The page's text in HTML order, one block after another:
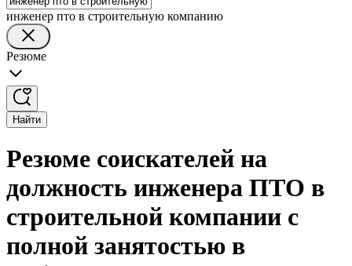
инженер пто в строительную компанию
Резюме
Найти
Резюме соискателей на
должность инженера ПТО в
строительной компании с
полной занятостью в